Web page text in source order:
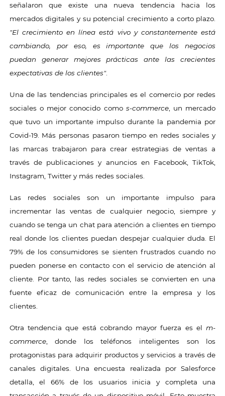
señalaron que existe una nueva tendencia hacia los
mercados digitales y su potencial crecimiento a corto plazo.
"El crecimiento en línea está vivo y constantemente está
cambiando, por eso, es importante que los negocios
puedan generar mejores prácticas ante las crecientes
expectativas de los clientes".
Una de las tendencias principales es el comercio por redes
sociales o mejor conocido como s-commerce, un mercado
que tuvo un importante impulso durante la pandemia por
Covid-19. Más personas pasaron tiempo en redes sociales y
las marcas trabajaron para crear estrategias de ventas a
través de publicaciones y anuncios en Facebook, TikTok,
Instagram, Twitter y más redes sociales.
Las redes sociales son un importante impulso para
incrementar las ventas de cualquier negocio, siempre y
cuando se tenga un chat para atención a clientes en tiempo
real donde los clientes puedan despejar cualquier duda. El
79% de los consumidores se sienten frustrados cuando no
pueden ponerse en contacto con el servicio de atención al
cliente. Por tanto, las redes sociales se convierten en una
fuente eficaz de comunicación entre la empresa y los
clientes.
Otra tendencia que está cobrando mayor fuerza es el m-
commerce, donde los teléfonos inteligentes son los
protagonistas para adquirir productos y servicios a través de
canales digitales. Una encuesta realizada por Salesforce
detalla, el 66% de los usuarios inicia y completa una